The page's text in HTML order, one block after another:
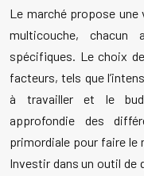
Le marché propose une
multicouche,
spécifiques. Le choix
facteurs, tels que
à travailler et le
approfondie des
primordiale pour faire
Investir dans un outil de